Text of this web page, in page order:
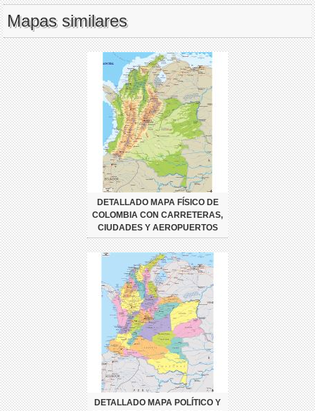
Mapas similares
DETALLADO MAPA FÍSICO DE
COLOMBIA CON CARRETERAS,
CIUDADES Y AEROPUERTOS
DETALLADO MAPA POLÍTICO Y